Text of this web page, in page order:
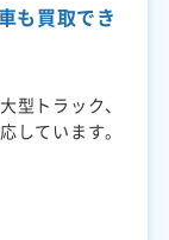
も買取でき
型トラック、
しています。